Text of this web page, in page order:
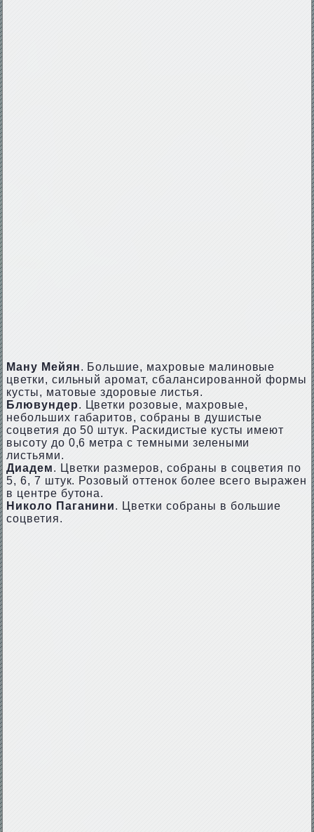
Ману Мейян. Большие, махровые малиновые
цветки, сильный аромат, сбалансированной формы
кусты, матовые здоровые листья.
Блювундер. Цветки розовые, махровые,
небольших габаритов, собраны в душистые
соцветия до 50 штук. Раскидистые кусты имеют
высоту до 0,6 метра с темными зелеными
листьями.
Диадем. Цветки размеров, собраны в соцветия по
5, 6, 7 штук. Розовый оттенок более всего выражен
в центре бутона.
Николо Паганини. Цветки собраны в большие
соцветия.